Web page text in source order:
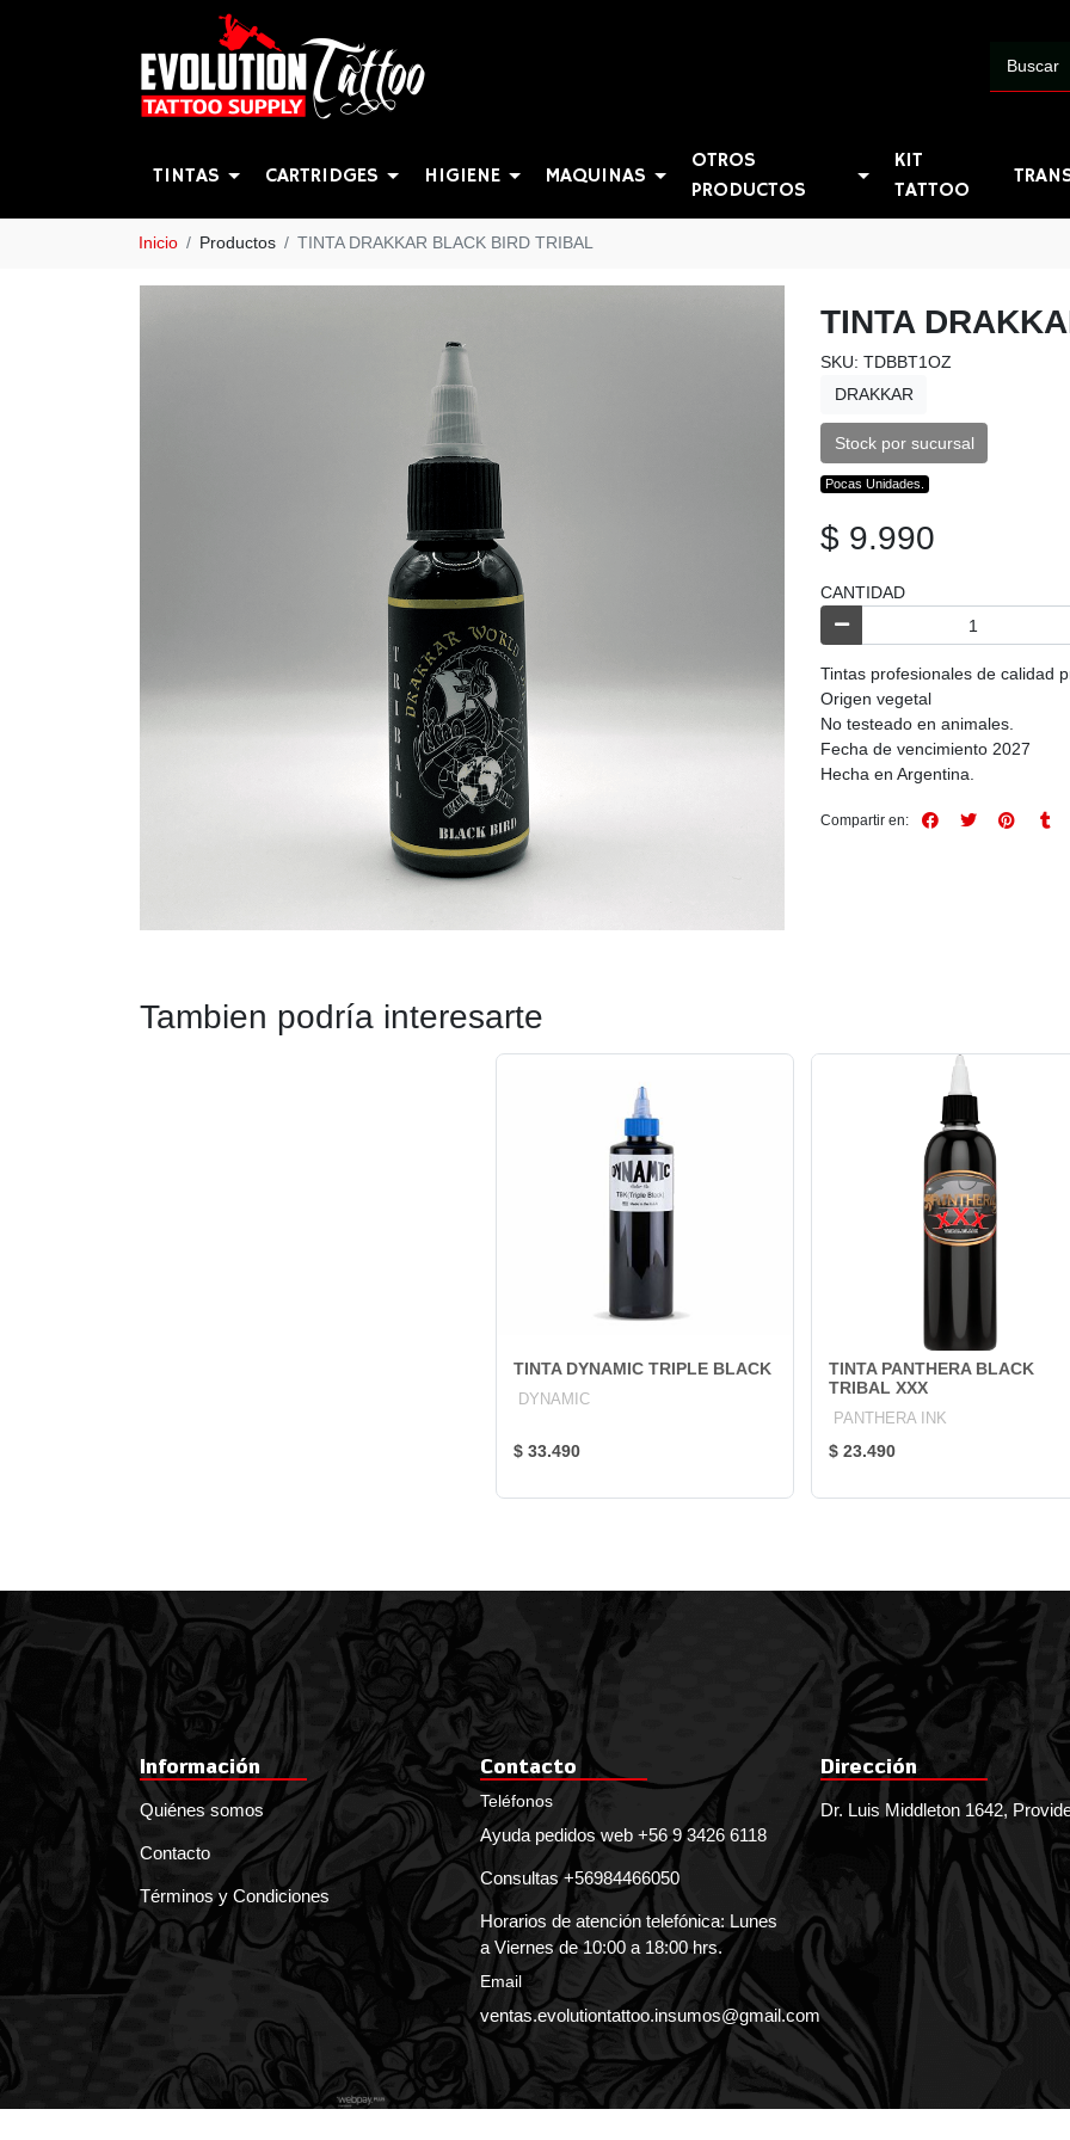
TINTAS CARTRIDGES HIGIENE MAQUINAS
OTROS
PRODUCTOS
KIT
TATTOO
Inicio Productos TINTA DRAKKAR BLACK BIRD TRIBAL
TINTA
SKU: TDBBT1OZ
DRAKKAR
Stock por sucursal
Pocas Unidades.
$ 9.990
CANTIDAD
Tintas profesionales de calidad
Origen vegetal
No testeado en animales.
Fecha de vencimiento 2027
Hecha en Argentina.
Compartir en:
Tambien podría interesarte
TINTA DYNAMIC TRIPLE BLACK
DYNAMIC
$ 33.490
TINTA PANTHERA BLACK
TRIBAL XXX
PANTHERA INK
$ 23.490
Información
Quiénes somos
Contacto
Términos y Condiciones
Contacto
Teléfonos
Ayuda pedidos web +56 9 3426 6118
Consultas +56984466050
Horarios de atención telefónica: Lunes
a Viernes de 10:00 a 18:00 hrs.
Email
ventas.evolutiontattoo.insumos@gmail.com
Dirección
Dr. Luis Middleton 1642,